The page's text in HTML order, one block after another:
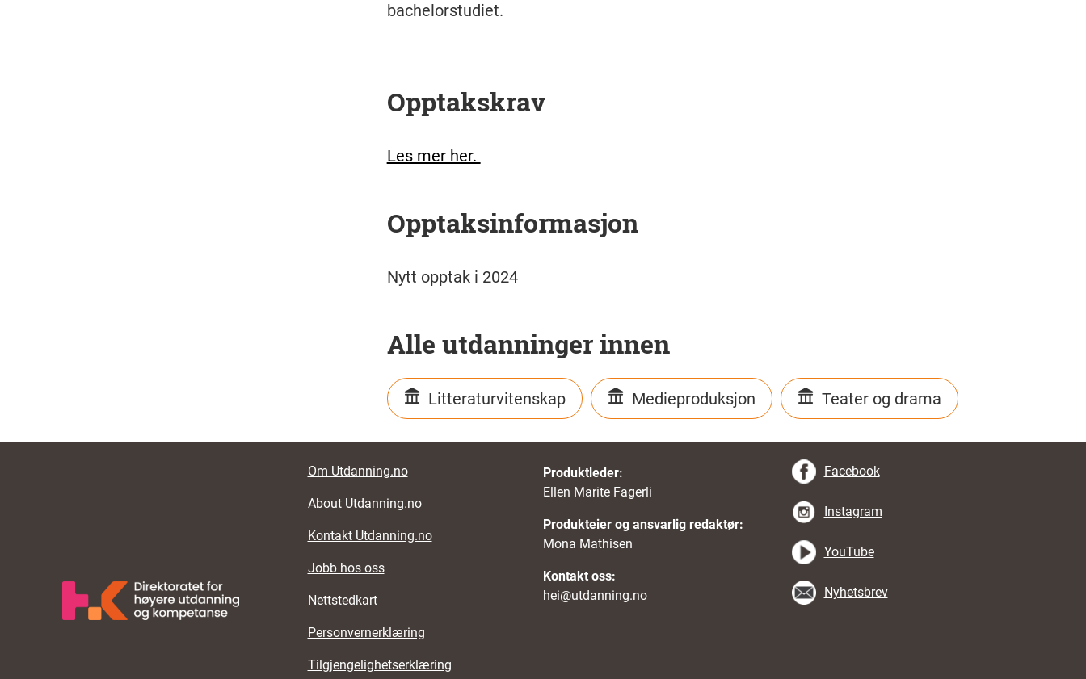
bachelorstudiet.
Opptakskrav
Les mer her.
Opptaksinformasjon
Nytt opptak i 2024
Alle utdanninger innen
Litteraturvitenskap Medieproduksjon Teater og drama
Footer links
Om Utdanning.no
About Utdanning.no
Kontakt Utdanning.no
Jobb hos oss
Nettstedkart
Personvernerklæring
Tilgjengelighetserklæring
Produktleder:
Ellen Marite Fagerli
Produkteier og ansvarlig redaktør:
Mona Mathisen
Kontakt oss:
hei@utdanning.no
Facebook
Instagram
YouTube
Nyhetsbrev